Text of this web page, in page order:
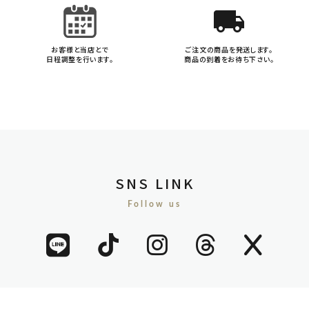
お客様と当店とで
日程調整を行います。
local_shipping
ご注文の商品を発送します。
商品の到着をお待ち下さい。
SNS LINK
Follow us